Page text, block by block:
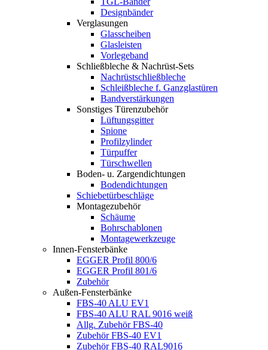
Designbänder
Verglasungen
Glasscheiben
Glasleisten
Vorlegeband
Schließbleche & Nachrüst-Sets
Nachrüstschließbleche
Schleißbleche f. Ganzglastüren
Bandverstärkungen
Sonstiges Türenzubehör
Lüftungsgitter
Spione
Profilzylinder
Türpuffer
Türschwellen
Boden- u. Zargendichtungen
Bodendichtungen
Schiebetürbeschläge
Montagezubehör
Schäume
Bohrschablonen
Montagewerkzeuge
Innen-Fensterbänke
EGGER Profil 800/6
EGGER Profil 801/6
Zubehör
Außen-Fensterbänke
FBS-40 ALU EV1
FBS-40 ALU RAL 9016 weiß
Allg. Zubehör FBS-40
Zubehör FBS-40 EV1
Zubehör FBS-40 RAL9016